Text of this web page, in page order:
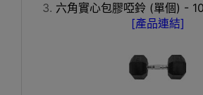
六角實心包膠啞鈴 (單個) -
[產品連結]